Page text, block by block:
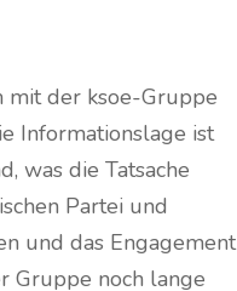
mit der ksoe-Gruppe
Informationslage ist
was die Tatsache
Partei und
und das Engagement
Gruppe noch lange